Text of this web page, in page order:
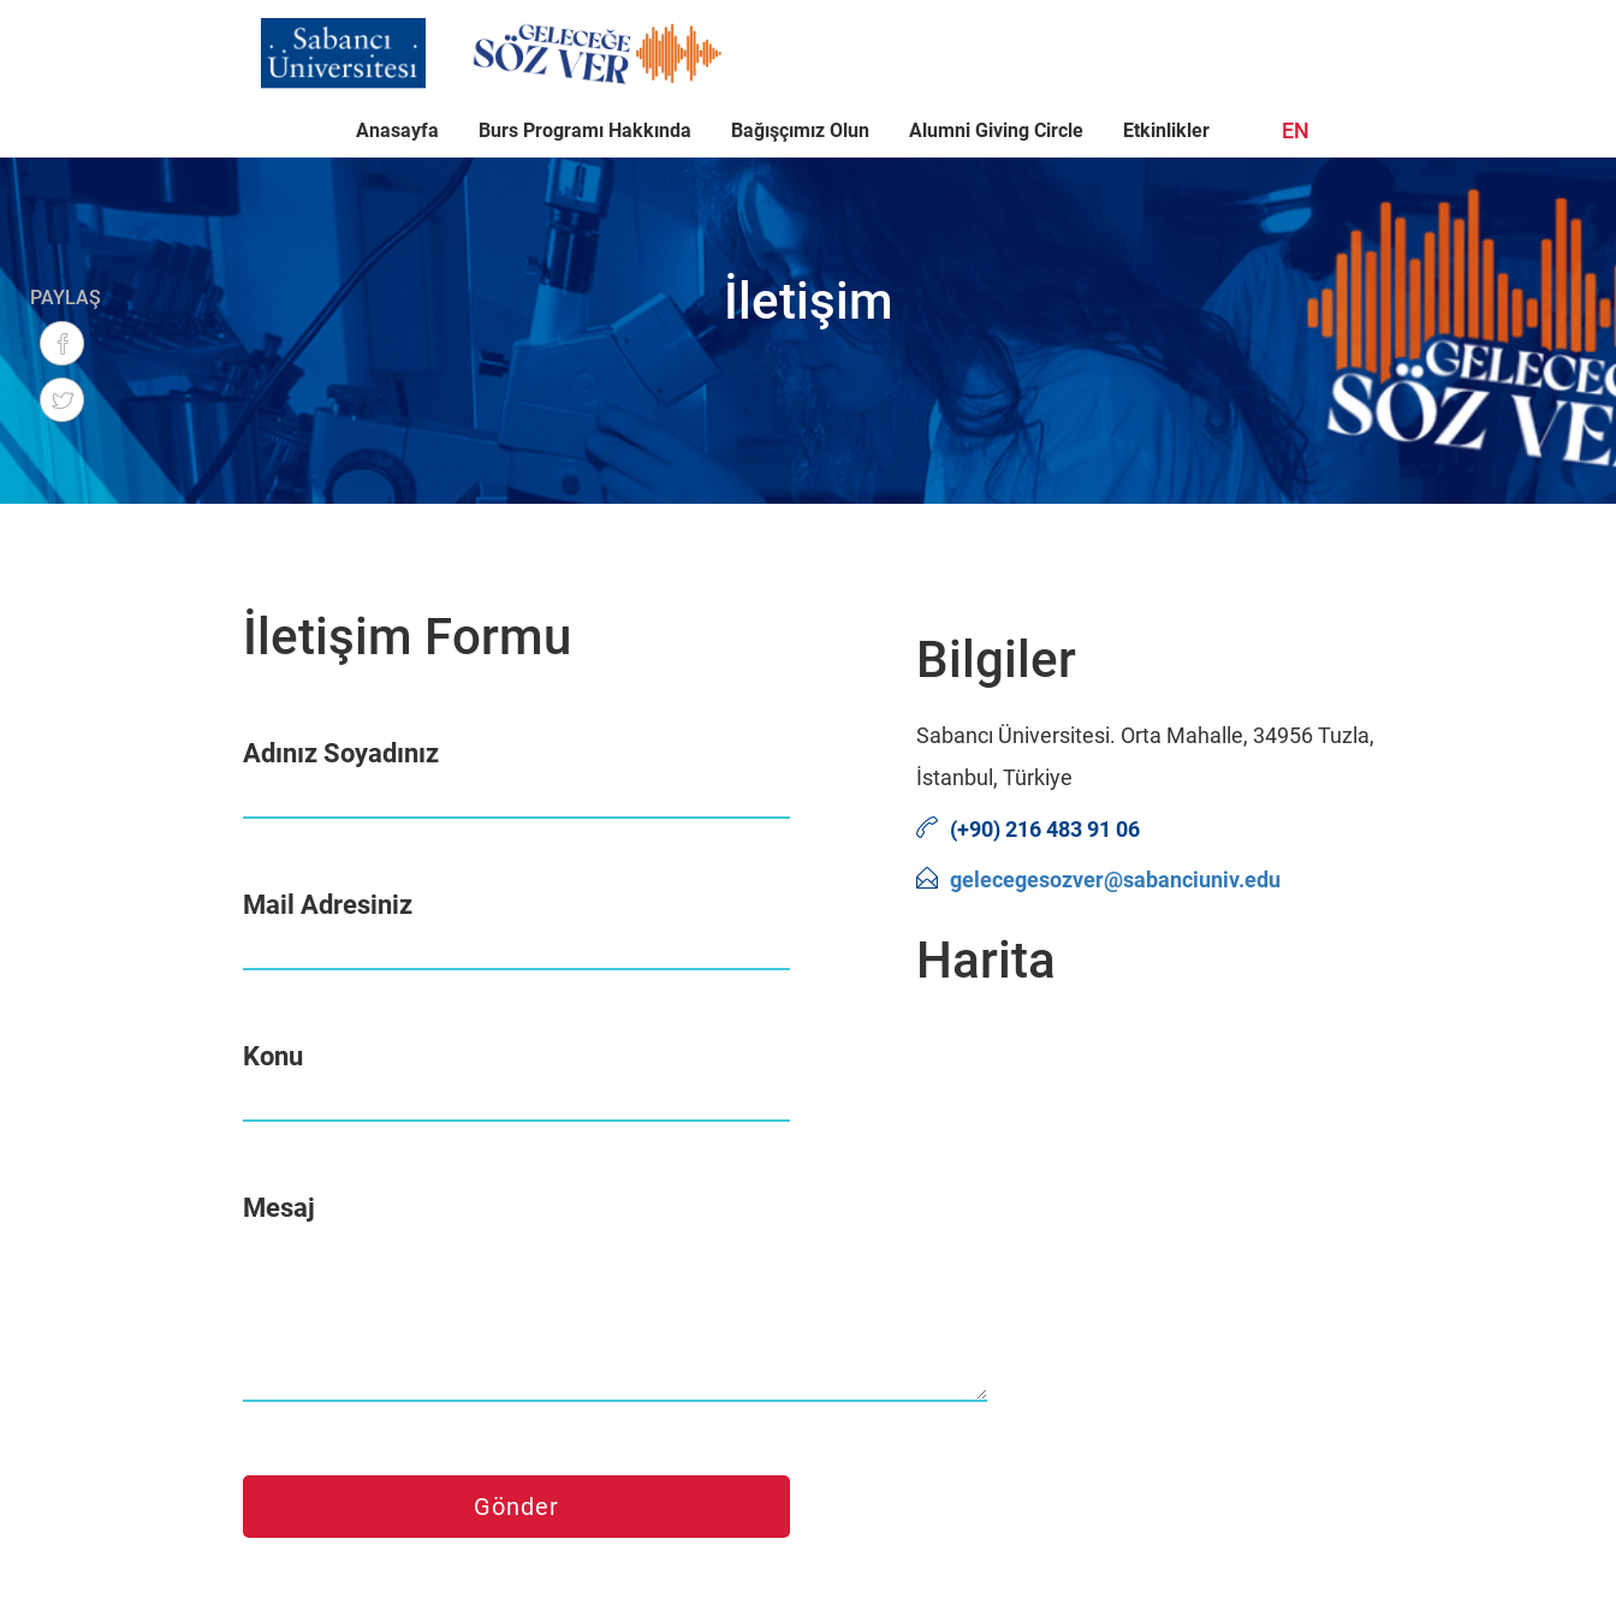
Anasayfa Burs Programı Hakkında Bağışçımız Olun Alumni Giving Circle Etkinlikler EN
İletişim
PAYLAŞ
İletişim Formu
Adınız Soyadınız
Mail Adresiniz
Konu
Mesaj
Bilgiler
Sabancı Üniversitesi. Orta Mahalle, 34956 Tuzla,
İstanbul, Türkiye
(+90) 216 483 91 06
gelecegesozver@sabanciuniv.edu
Harita